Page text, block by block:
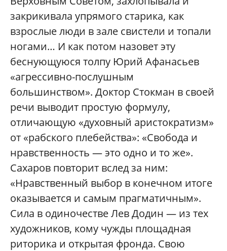
закрикивала упрямого старика, как
взрослые люди в зале свистели и топали
ногами… И как потом назовет эту
беснующуюся толпу Юрий Афанасьев
«агрессивно-послушным
большинством». Доктор Стокман в своей
речи выводит простую формулу,
отличающую «духовный аристократизм»
от «рабского плебейства»: «Свобода и
нравственность — это одно и то же».
Сахаров повторит вслед за ним:
«Нравственный выбор в конечном итоге
оказывается и самым прагматичным».
Сила в одиночестве Лев Додин — из тех
художников, кому чужды площадная
риторика и открытая фронда. Свою